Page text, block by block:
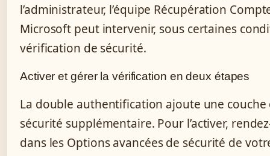
l’administrateur, l’équipe Récupération
Microsoft peut intervenir, sous certaines
vérification de sécurité.
Activer et gérer la vérification en deux étapes
La double authentification ajoute une couche
sécurité supplémentaire. Pour l’activer,
dans les Options avancées de sécurité de